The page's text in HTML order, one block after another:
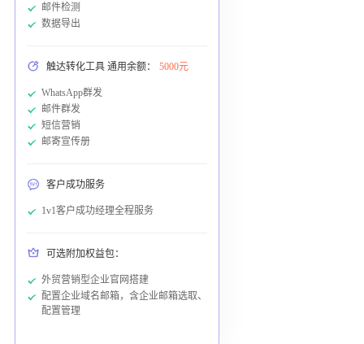
邮件检测
数据导出
触达转化工具 通用余额： 5000元
WhatsApp群发
邮件群发
短信营销
邮寄宣传册
客户成功服务
1v1客户成功经理全程服务
可选附加权益包：
外贸营销型企业官网搭建
配置企业域名邮箱，含企业邮箱选取、
配置管理